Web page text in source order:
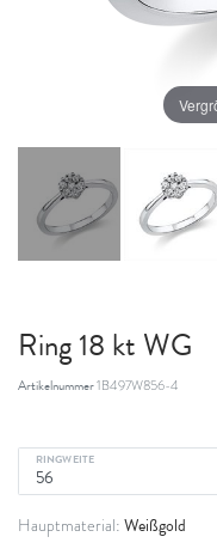
Ring 18 kt WG
Artikelnummer1B497W856-4
RINGWEITE
Hauptmaterial: Weißgold